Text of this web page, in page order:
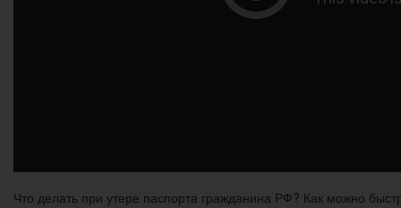
Что делать при утере паспорта гражданина РФ? Как можно